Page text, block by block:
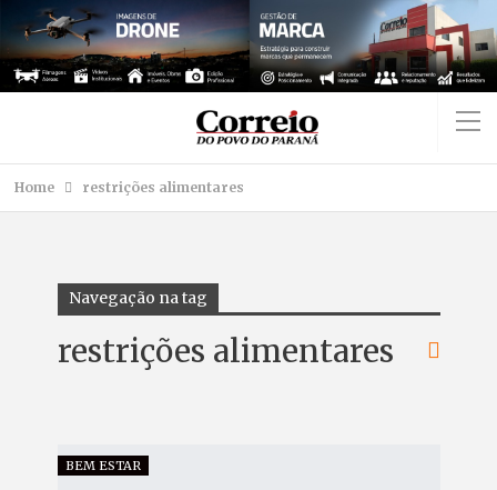
Home restrições alimentares
Navegação na tag
restrições alimentares
BEM ESTAR